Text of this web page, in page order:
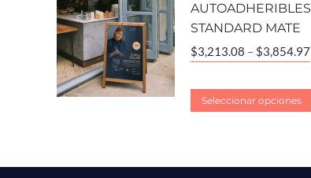
AUTOADHERIBLES
STANDARD MATE
$3,213.08 – $3,854.97
Seleccionar opciones